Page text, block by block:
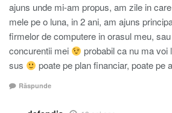
ajuns unde mi-am propus, am zile in
mele pe o luna, in 2 ani, am ajuns
firmelor de computere in orasul meu,
concurentii mei
probabil ca nu ma voi
sus
poate pe plan financiar, poate pe
Răspunde